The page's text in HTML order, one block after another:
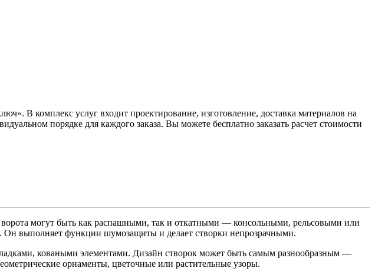
В комплекс услуг входит проектирование, изготовление, доставка материалов на
порядке для каждого заказа. Вы можете бесплатно заказать расчет стоимости
могут быть как распашными, так и откатными — консольными, рельсовыми или
выполняет функции шумозащиты и делает створки непрозрачными.
коваными элементами. Дизайн створок может быть самым разнообразным —
орнаменты, цветочные или растительные узоры.